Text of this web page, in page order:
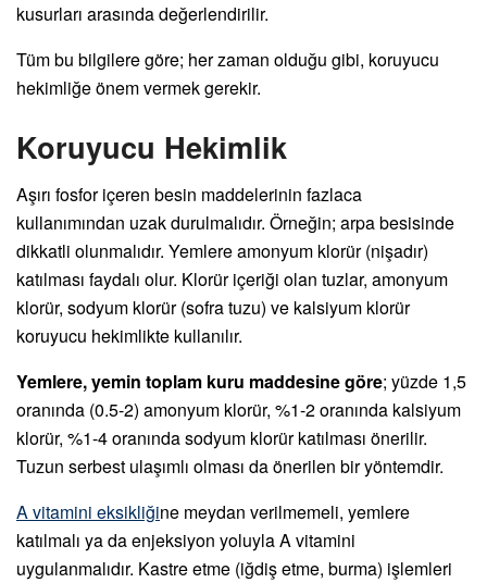
kusurları arasında değerlendirilir.
Tüm bu bilgilere göre; her zaman olduğu gibi, koruyucu
hekimliğe önem vermek gerekir.
Koruyucu Hekimlik
Aşırı fosfor içeren besin maddelerinin fazlaca
kullanımından uzak durulmalıdır. Örneğin; arpa besisinde
dikkatli olunmalıdır. Yemlere amonyum klorür (nişadır)
katılması faydalı olur. Klorür içeriği olan tuzlar, amonyum
klorür, sodyum klorür (sofra tuzu) ve kalsiyum klorür
koruyucu hekimlikte kullanılır.
Yemlere, yemin toplam kuru maddesine göre; yüzde 1,5
oranında (0.5-2) amonyum klorür, %1-2 oranında kalsiyum
klorür, %1-4 oranında sodyum klorür katılması önerilir.
Tuzun serbest ulaşımlı olması da önerilen bir yöntemdir.
A vitamini eksikliğine meydan verilmemeli, yemlere
katılmalı ya da enjeksiyon yoluyla A vitamini
uygulanmalıdır. Kastre etme (iğdiş etme, burma) işlemleri